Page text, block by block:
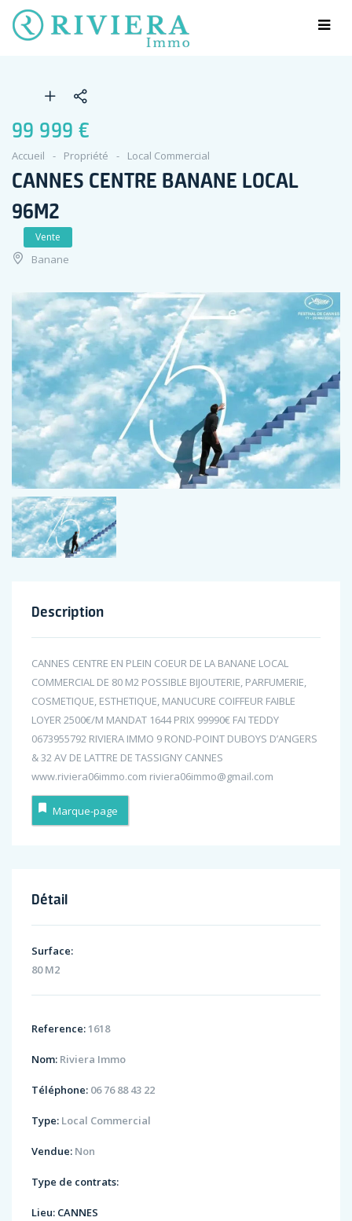
99 999 €
Accueil Propriété Local Commercial
CANNES CENTRE BANANE LOCAL
96M2
Vente
Banane
Description
CANNES CENTRE EN PLEIN COEUR DE LA BANANE LOCAL
COMMERCIAL DE 80 M2 POSSIBLE BIJOUTERIE, PARFUMERIE,
COSMETIQUE, ESTHETIQUE, MANUCURE COIFFEUR FAIBLE
LOYER 2500€/M MANDAT 1644 PRIX 99990€ FAI TEDDY
0673955792 RIVIERA IMMO 9 ROND-POINT DUBOYS D’ANGERS
& 32 AV DE LATTRE DE TASSIGNY CANNES
www.riviera06immo.com riviera06immo@gmail.com
Marque-page
Détail
Surface:
80 M2
Reference: 1618
Nom: Riviera Immo
Téléphone: 06 76 88 43 22
Type: Local Commercial
Vendue: Non
Type de contrats:
Lieu: CANNES